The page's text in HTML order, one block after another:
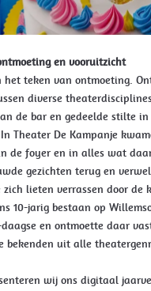
en vooruitzicht
het teken van ontmoeting.
diverse
de bar en gedeelde stilte
Theater De Kampanje
de foyer en in alles wat
gezichten terug en
zich lieten verrassen door de
10-jarig bestaan op
daagse en ontmoette daar
bekenden uit alle
wij ons digitaal